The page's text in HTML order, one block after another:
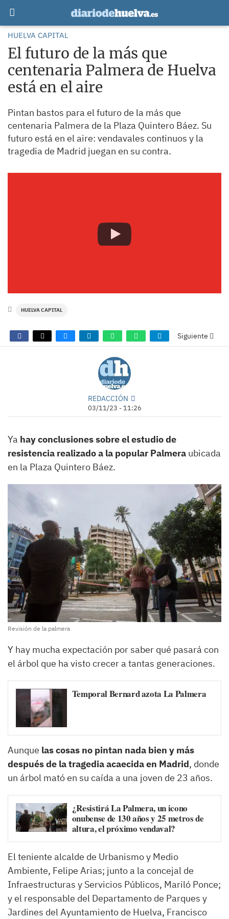
HUELVA CAPITAL
El futuro de la más que
centenaria Palmera de Huelva
está en el aire
Pintan bastos para el futuro de la más que
centenaria Palmera de la Plaza Quintero Báez. Su
futuro está en el aire: vendavales continuos y la
tragedia de Madrid juegan en su contra.
HUELVA CAPITAL
Siguiente
REDACCIÓN
03/11/23 - 11:26
Ya hay conclusiones sobre el estudio de
resistencia realizado a la popular Palmera ubicada
en la Plaza Quintero Báez.
Revisión de la palmera
Y hay mucha expectación por saber qué pasará con
el árbol que ha visto crecer a tantas generaciones.
Temporal Bernard azota La Palmera
Aunque las cosas no pintan nada bien y más
después de la tragedia acaecida en Madrid, donde
un árbol mató en su caída a una joven de 23 años.
¿Resistirá La Palmera, un icono
onubense de 130 años y 25 metros de
altura, el próximo vendaval?
El teniente alcalde de Urbanismo y Medio
Ambiente, Felipe Arias; junto a la concejal de
Infraestructuras y Servicios Públicos, Mariló Ponce;
y el responsable del Departamento de Parques y
Jardines del Ayuntamiento de Huelva, Francisco